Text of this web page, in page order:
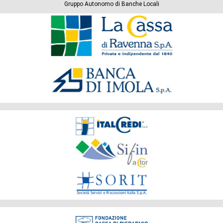
Gruppo Autonomo di Banche Locali
Fondazione